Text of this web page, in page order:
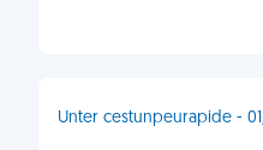
Unter cestunpeurapide -